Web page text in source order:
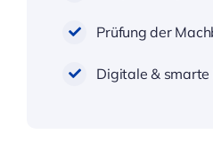
Prüfung der
Digitale &